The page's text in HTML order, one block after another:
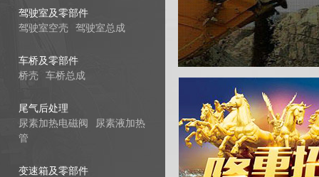
驾驶室及零部件
驾驶室空壳
驾驶室总成
车桥及零部件
桥壳
车桥总成
尾气后处理
尿素加热电磁阀
尿素液加热
管
变速箱及零部件